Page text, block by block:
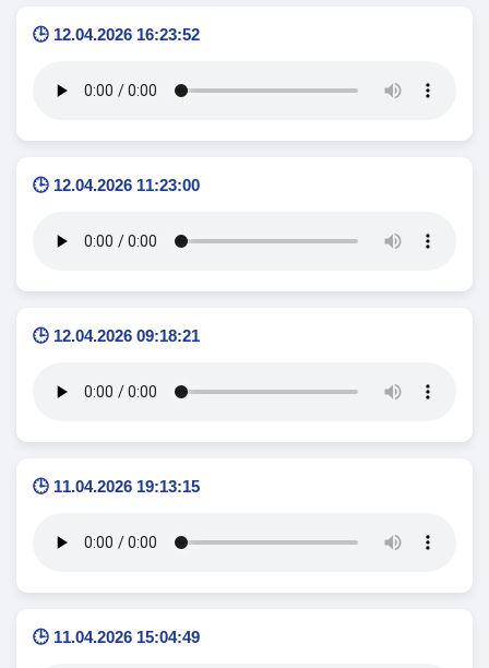
🕒 12.04.2026 16:23:52
🕒 12.04.2026 11:23:00
🕒 12.04.2026 09:18:21
🕒 11.04.2026 19:13:15
🕒 11.04.2026 15:04:49